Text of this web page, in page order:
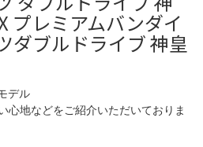
プレミアムバンダイ
ダブルドライブ 神皇
デル
心地などをご紹介いただいておりま